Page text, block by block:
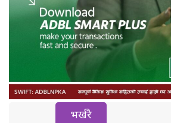
भर्खरै